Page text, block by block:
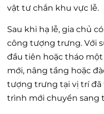
vật tư chắn khu vực lễ.
Sau khi hạ lễ, gia chủ
công tượng trưng. Với
đầu tiên hoặc tháo một
mới, nâng tầng hoặc
tượng trưng tại vị trí đã
trình mới chuyển sang